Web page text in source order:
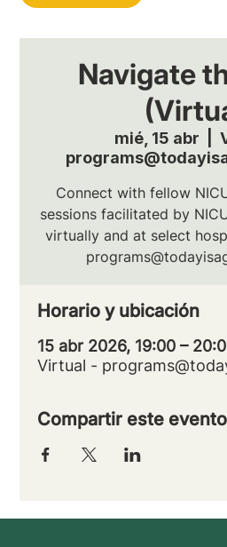
Navigate
mié, 15 abr
Connect with fellow
sessions facilitated by
virtually and at select
Horario y ubicación
15 abr 2026, 19:00 –
Virtual -
Compartir este evento